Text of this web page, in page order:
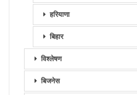
हरियाणा
बिहार
विश्लेषण
बिजनेस